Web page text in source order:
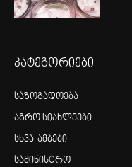
კატეგორიები
საზოგადოება
აგრო სიახლეები
სხვა-ამბები
სამინისტრო